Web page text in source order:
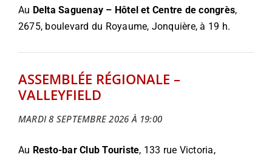
Au Delta Saguenay – Hôtel et Centre de congrès,
2675, boulevard du Royaume, Jonquière, à 19 h.
ASSEMBLÉE RÉGIONALE –
VALLEYFIELD
MARDI 8 SEPTEMBRE 2026 À 19:00
Au Resto-bar Club Touriste, 133 rue Victoria,